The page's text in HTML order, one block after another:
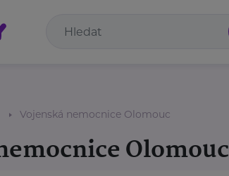
Vojenská nemocnice Olomouc
Olomouc